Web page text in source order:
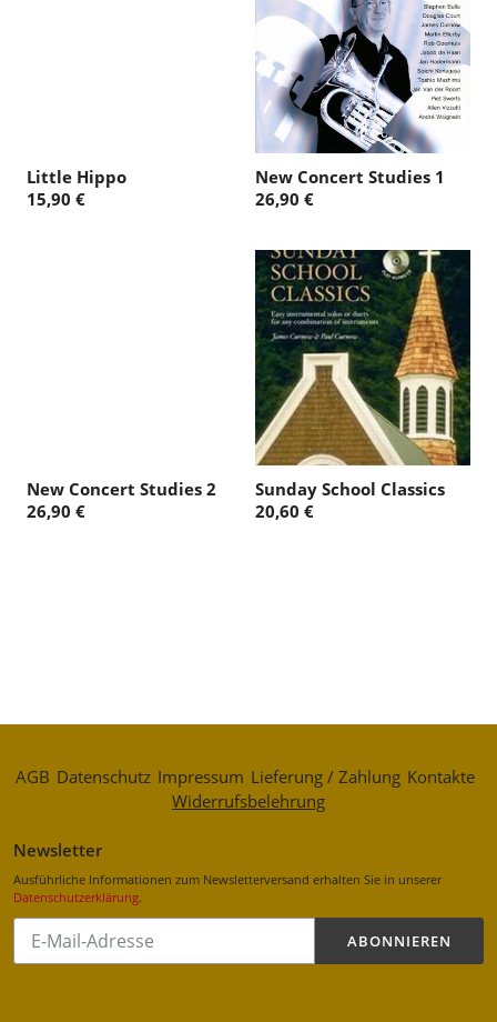
Little Hippo
15,90 €
New Concert Studies 1
26,90 €
New Concert Studies 2
26,90 €
Sunday School Classics
20,60 €
AGB Datenschutz Impressum Lieferung / Zahlung Kontakte
Widerrufsbelehrung
Newsletter
Ausführliche Informationen zum Newsletterversand erhalten Sie in unserer
Datenschutzerklärung.
Abonnieren
unsere
ABONNIEREN